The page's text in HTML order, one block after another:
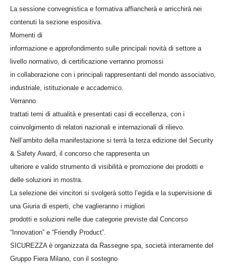
La sessione convegnistica e formativa affiancherà e arricchirà nei
contenuti la sezione espositiva.
Momenti di
informazione e approfondimento sulle principali novità di settore a
livello normativo, di certificazione verranno promossi
in collaborazione con i principali rappresentanti del mondo associativo,
industriale, istituzionale e accademico.
Verranno
trattati temi di attualità e presentati casi di eccellenza, con i
coinvolgimento di relatori nazionali e internazionali di rilievo.
Nell’ambito della manifestazione si terrà la terza edizione del Security
& Safety Award, il concorso che rappresenta un
ulteriore e valido strumento di visibilità e promozione dei prodotti e
delle soluzioni in mostra.
La selezione dei vincitori si svolgerà sotto l’egida e la supervisione di
una Giuria di esperti, che vaglieranno i migliori
prodotti e soluzioni nelle due categorie previste dal Concorso
“Innovation” e “Friendly Product”.
SICUREZZA è organizzata da Rassegne spa, società interamente del
Gruppo Fiera Milano, con il sostegno